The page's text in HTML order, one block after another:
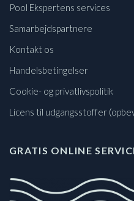
Pool Ekspertens services
Samarbejdspartnere
Kontakt os
Handelsbetingelser
Cookie- og privatlivspolitik
Licens til udgangsstoffer
GRATIS ONLINE